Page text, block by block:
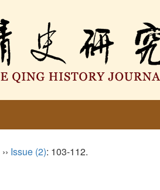
›› Issue (2): 103-112.